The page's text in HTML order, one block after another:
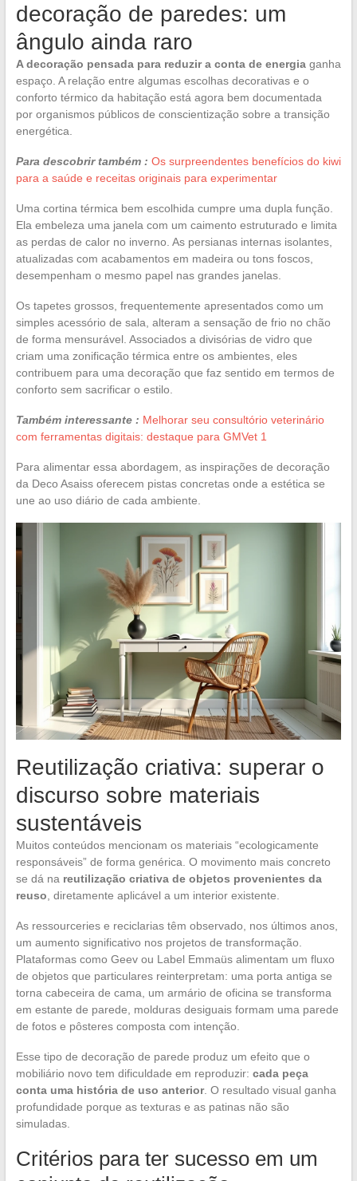
decoração de paredes: um
ângulo ainda raro
A decoração pensada para reduzir a conta de energiaganha
espaço. A relação entre algumas escolhas decorativas e o
conforto térmico da habitação está agora bem documentada
por organismos públicos de conscientização sobre a transição
energética.
Para descobrir também : Os surpreendentes benefícios do kiwi
para a saúde e receitas originais para experimentar
Uma cortina térmica bem escolhida cumpre uma dupla função.
Ela embeleza uma janela com um caimento estruturado e limita
as perdas de calor no inverno. As persianas internas isolantes,
atualizadas com acabamentos em madeira ou tons foscos,
desempenham o mesmo papel nas grandes janelas.
Os tapetes grossos, frequentemente apresentados como um
simples acessório de sala, alteram a sensação de frio no chão
de forma mensurável. Associados a divisórias de vidro que
criam uma zonificação térmica entre os ambientes, eles
contribuem para uma decoração que faz sentido em termos de
conforto sem sacrificar o estilo.
Também interessante : Melhorar seu consultório veterinário
com ferramentas digitais: destaque para GMVet 1
Para alimentar essa abordagem, as inspirações de decoração
da Deco Asaiss oferecem pistas concretas onde a estética se
une ao uso diário de cada ambiente.
Reutilização criativa: superar o
discurso sobre materiais
sustentáveis
Muitos conteúdos mencionam os materiais “ecologicamente
responsáveis” de forma genérica. O movimento mais concreto
se dá na reutilização criativa de objetos provenientes da
reuso , diretamente aplicável a um interior existente.
As ressourceries e reciclarias têm observado, nos últimos anos,
um aumento significativo nos projetos de transformação.
Plataformas como Geev ou Label Emmaüs alimentam um fluxo
de objetos que particulares reinterpretam: uma porta antiga se
torna cabeceira de cama, um armário de oficina se transforma
em estante de parede, molduras desiguais formam uma parede
de fotos e pôsteres composta com intenção.
Esse tipo de decoração de parede produz um efeito que o
mobiliário novo tem dificuldade em reproduzir: cada peça
conta uma história de uso anterior. O resultado visual ganha
profundidade porque as texturas e as patinas não são
simuladas.
Critérios para ter sucesso em um